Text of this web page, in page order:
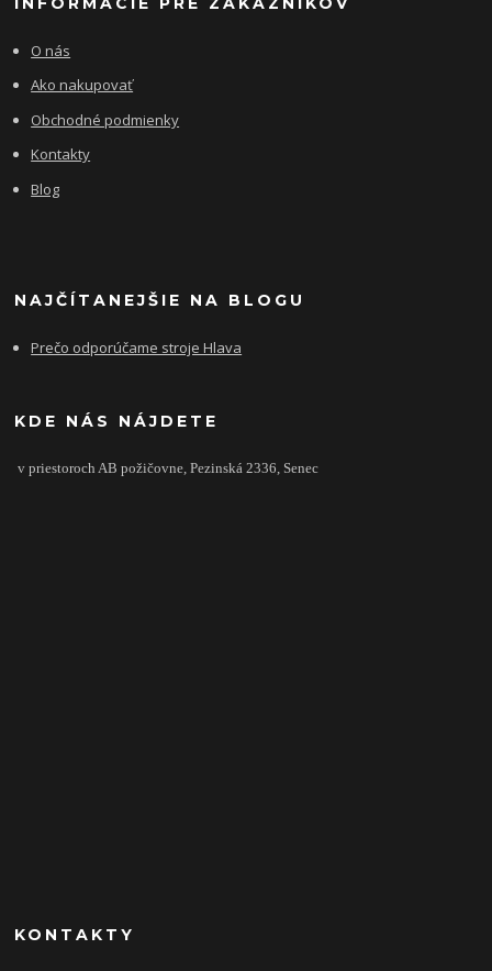
O nás
Ako nakupovať
Obchodné podmienky
Kontakty
Blog
NAJČÍTANEJŠIE NA BLOGU
Prečo odporúčame stroje Hlava
KDE NÁS NÁJDETE
v priestoroch AB požičovne,Pezinská 2336, Senec
KONTAKTY